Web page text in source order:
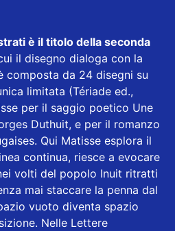
è il titolo della seconda
il disegno dialoga con la
composta da 24 disegni su
limitata (Tériade ed.,
per il saggio poetico Une
Duthuit, e per il romanzo
Qui Matisse esplora il
continua, riesce a evocare
volti del popolo Inuit ritratti
mai staccare la penna dal
vuoto diventa spazio
Nelle Lettere